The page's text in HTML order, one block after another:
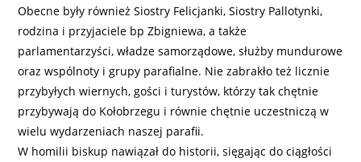
Obecne były również Siostry Felicjanki, Siostry Pallotynki,
rodzina i przyjaciele bp Zbigniewa, a także
parlamentarzyści, władze samorządowe, służby mundurowe
oraz wspólnoty i grupy parafialne. Nie zabrakło też licznie
przybyłych wiernych, gości i turystów, którzy tak chętnie
przybywają do Kołobrzegu i równie chętnie uczestniczą w
wielu wydarzeniach naszej parafii.
W homilii biskup nawiązał do historii, sięgając do ciągłości